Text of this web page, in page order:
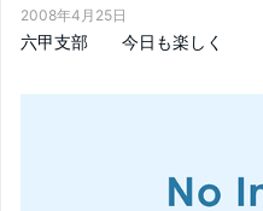
2008年4月25日
六甲支部 今日も楽しく